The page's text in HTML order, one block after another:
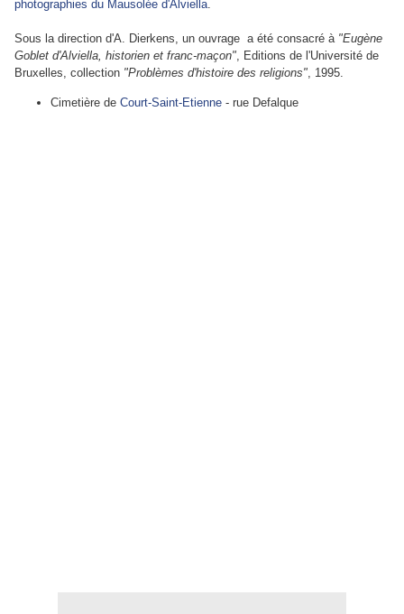
photographies du Mausolée d'Alviella.
Sous la direction d'A. Dierkens, un ouvrage a été consacré à "Eugène
Goblet d'Alviella, historien et franc-maçon", Editions de l'Université de
Bruxelles, collection "Problèmes d'histoire des religions", 1995.
Cimetière de Court-Saint-Etienne - rue Defalque